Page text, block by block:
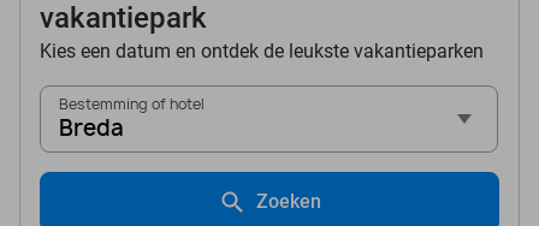
vakantiepark
Kies een datum en ontdek de leukste vakantieparken
Bestemming of hotel
Breda
Zoeken